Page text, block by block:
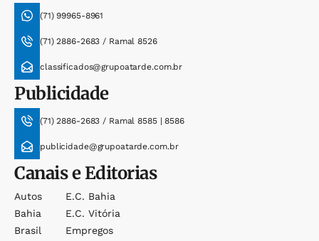
(71) 99965-8961
(71) 2886-2683 / Ramal 8526
classificados@grupoatarde.com.br
Publicidade
(71) 2886-2683 / Ramal 8585 | 8586
publicidade@grupoatarde.com.br
Canais e Editorias
Autos
Bahia
Brasil
E.c. Bahia
E.c. Vitória
Empregos